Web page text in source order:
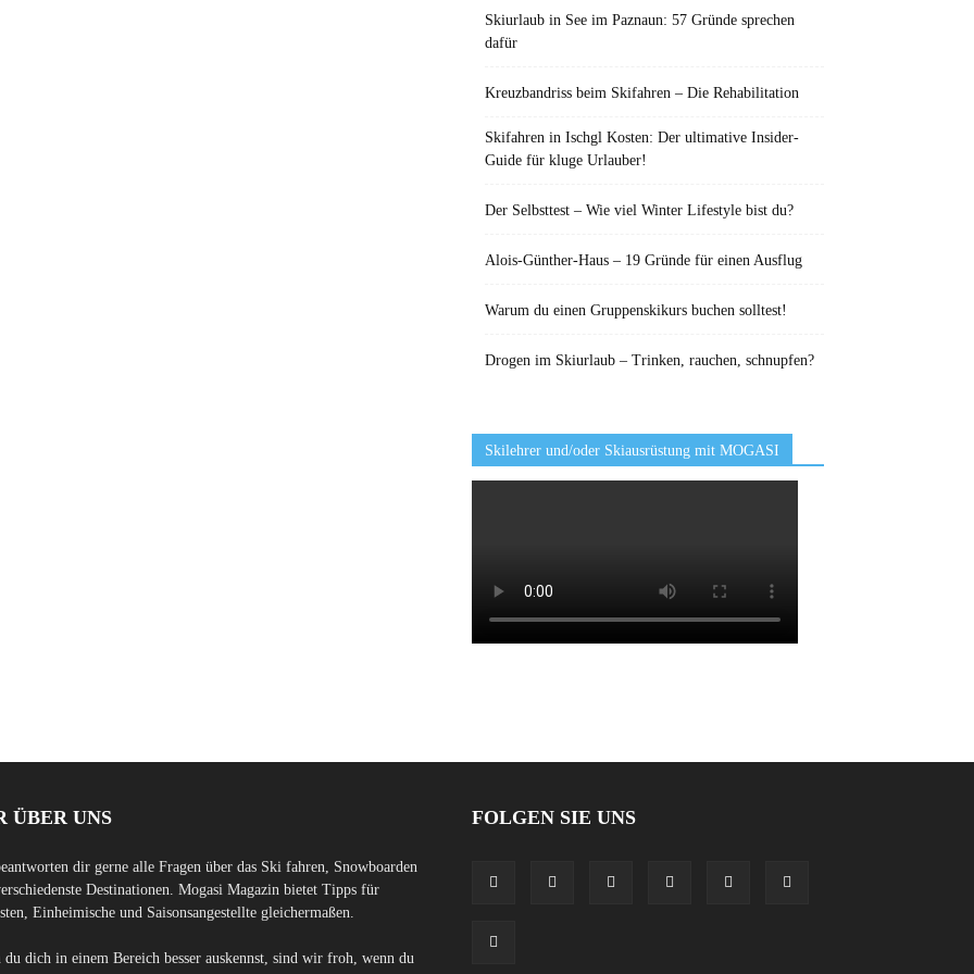
Skiurlaub in See im Paznaun: 57 Gründe sprechen
dafür
Kreuzbandriss beim Skifahren – Die Rehabilitation
Skifahren in Ischgl Kosten: Der ultimative Insider-
Guide für kluge Urlauber!
Der Selbsttest – Wie viel Winter Lifestyle bist du?
Alois-Günther-Haus – 19 Gründe für einen Ausflug
Warum du einen Gruppenskikurs buchen solltest!
Drogen im Skiurlaub – Trinken, rauchen, schnupfen?
Skilehrer und/oder Skiausrüstung mit MOGASI
ÜBER UNS
dir gerne alle Fragen über das Ski fahren, Snowboarden
Destinationen. Mogasi Magazin bietet Tipps für
Einheimische und Saisonsangestellte gleichermaßen.
du dich in einem Bereich besser auskennst, sind wir froh, wenn du
FOLGEN SIE UNS